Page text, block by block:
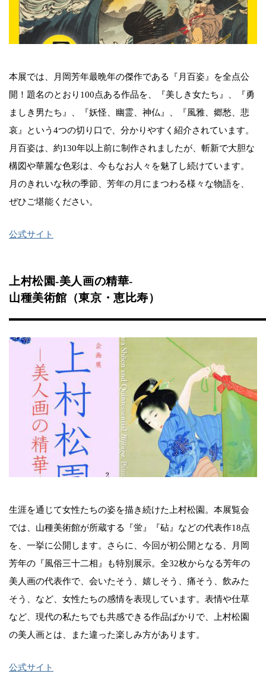
本展では、月岡芳年最晩年の傑作である『月百姿』を全点公
開！題名のとおり100点ある作品を、『美しき女たち』、『勇
ましき男たち』、『妖怪、幽霊、神仏』、『風雅、郷愁、悲
哀』という4つの切り口で、分かりやすく紹介されています。
月百姿は、約130年以上前に制作されましたが、斬新で大胆な
構図や華麗な色彩は、今もなお人々を魅了し続けています。
月のきれいな秋の季節、芳年の月にまつわる様々な物語を、
ぜひご堪能ください。
公式サイト
上村松園-美人画の精華-
山種美術館（東京・恵比寿）
生涯を通じて女性たちの姿を描き続けた上村松園。本展覧会
では、山種美術館が所蔵する『蛍』『砧』などの代表作18点
を、一挙に公開します。さらに、今回が初公開となる、月岡
芳年の『風俗三十二相』も特別展示。全32枚からなる芳年の
美人画の代表作で、会いたそう、嬉しそう、痛そう、飲みた
そう、など、女性たちの感情を表現しています。表情や仕草
など、現代の私たちでも共感できる作品ばかりで、上村松園
の美人画とは、また違った楽しみ方があります。
公式サイト